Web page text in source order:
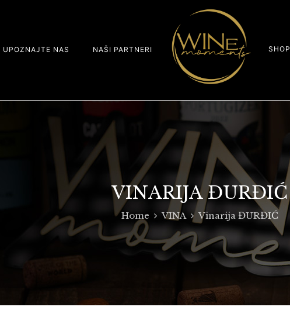
UPOZNAJTE NAS NAŠI PARTNERI SHOP
VINARIJA ĐURĐIĆ
Home VINA Vinarija ĐURĐIĆ